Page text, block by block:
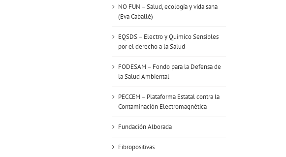
NO FUN – Salud, ecología y vida sana
(Eva Caballé)
EQSDS – Electro y Químico Sensibles
por el derecho a la Salud
FODESAM – Fondo para la Defensa de
la Salud Ambiental
PECCEM – Plataforma Estatal contra la
Contaminación Electromagnética
Fundación Alborada
Fibropositivas